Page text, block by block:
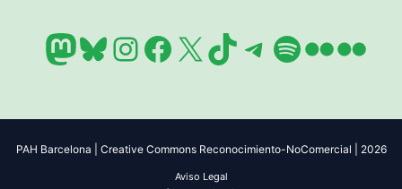
Mastodon
Bluesky
Instagram
Facebook
X TikTok
Telegram
Spotify
Flickr
PAH Barcelona | Creative Commons Reconocimiento-NoComercial | 2026
Aviso Legal